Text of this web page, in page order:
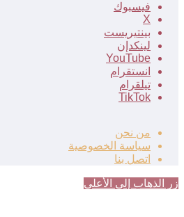
فيسبوك
‫X
بينتيريست
لينكدإن
‫YouTube
انستقرام
تيلقرام
‫TikTok
من نحن
سياسة الخصوصية
اتصل بنا
زر الذهاب إلى الأعلى